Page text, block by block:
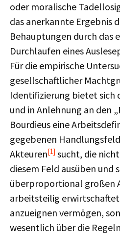
oder moralische
das anerkannte Ergebnis
Behauptungen durch das
Durchlaufen eines
Für die empirische
gesellschaftlicher
Identifizierung bietet sich
und in Anlehnung an den
Bourdieus eine
gegebenen
Akteuren[1] sucht, die
diesem Feld ausüben und
überproportional großen
arbeitsteilig
anzueignen vermögen,
wesentlich über die